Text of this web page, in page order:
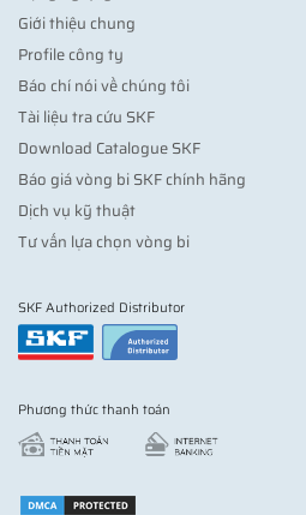
Giới thiệu chung
Profile công ty
Báo chí nói về chúng tôi
Tài liệu tra cứu SKF
Download Catalogue SKF
Báo giá vòng bi SKF chính hãng
Dịch vụ kỹ thuật
Tư vấn lựa chọn vòng bi
SKF Authorized Distributor
Phương thức thanh toán